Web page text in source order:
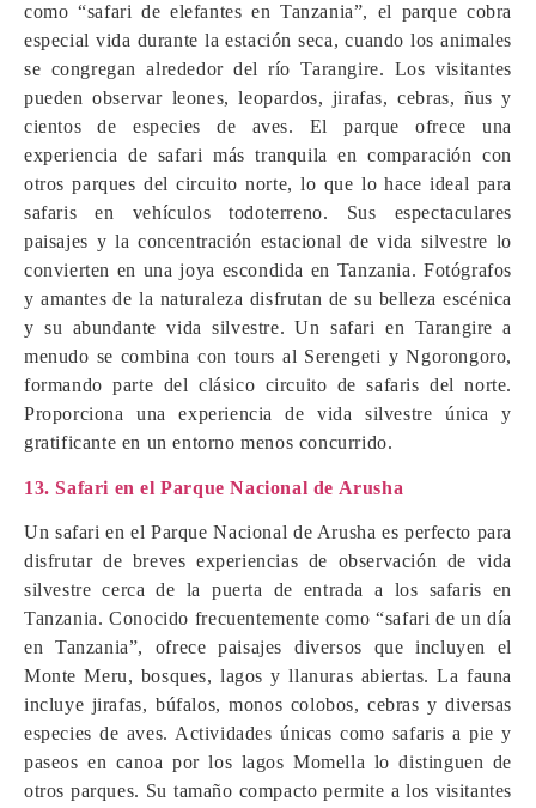
como “safari de elefantes en Tanzania”, el parque cobra
especial vida durante la estación seca, cuando los animales
se congregan alrededor del río Tarangire. Los visitantes
pueden observar leones, leopardos, jirafas, cebras, ñus y
cientos de especies de aves. El parque ofrece una
experiencia de safari más tranquila en comparación con
otros parques del circuito norte, lo que lo hace ideal para
safaris en vehículos todoterreno. Sus espectaculares
paisajes y la concentración estacional de vida silvestre lo
convierten en una joya escondida en Tanzania. Fotógrafos
y amantes de la naturaleza disfrutan de su belleza escénica
y su abundante vida silvestre. Un safari en Tarangire a
menudo se combina con tours al Serengeti y Ngorongoro,
formando parte del clásico circuito de safaris del norte.
Proporciona una experiencia de vida silvestre única y
gratificante en un entorno menos concurrido.
13. Safari en el Parque Nacional de Arusha
Un safari en el Parque Nacional de Arusha es perfecto para
disfrutar de breves experiencias de observación de vida
silvestre cerca de la puerta de entrada a los safaris en
Tanzania. Conocido frecuentemente como “safari de un día
en Tanzania”, ofrece paisajes diversos que incluyen el
Monte Meru, bosques, lagos y llanuras abiertas. La fauna
incluye jirafas, búfalos, monos colobos, cebras y diversas
especies de aves. Actividades únicas como safaris a pie y
paseos en canoa por los lagos Momella lo distinguen de
otros parques. Su tamaño compacto permite a los visitantes